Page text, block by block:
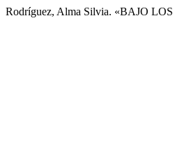
Rodríguez, Alma Silvia. «BAJO